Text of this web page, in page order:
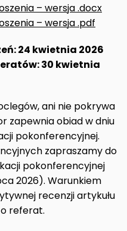
– wersja .docx
– wersja .pdf
24 kwietnia 2026
30 kwietnia
ani nie pokrywa
zapewnia obiad w dniu
pokonferencyjnej.
zapraszamy do
pokonferencyjnej
2026). Warunkiem
recenzji artykułu
referat.